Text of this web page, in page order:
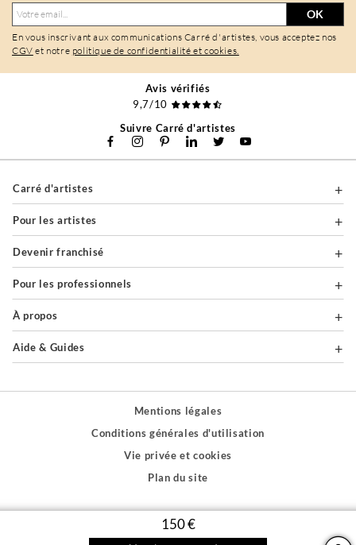
150 €
OK
En vous inscrivant aux communications Carré d'artistes, vous acceptez nos
CGV et notre politique de confidentialité et cookies.
Avis vérifiés
9,7/10
Suivre Carré d'artistes
Carré d'artistes
Pour les artistes
Devenir franchisé
Pour les professionnels
À propos
Aide & Guides
Mentions légales
Conditions générales d'utilisation
Vie privée et cookies
Plan du site
PAIEMENTS SÉCURISÉS